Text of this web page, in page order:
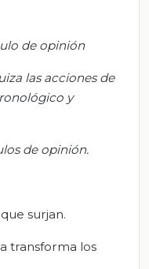
de opinión
las acciones de
y
de opinión.
surjan.
transforma los